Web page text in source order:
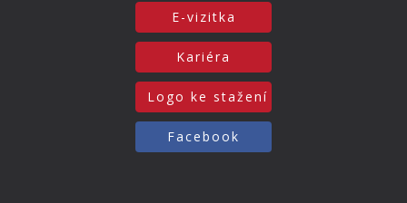
E-vizitka
Kariéra
Logo ke stažení
Facebook